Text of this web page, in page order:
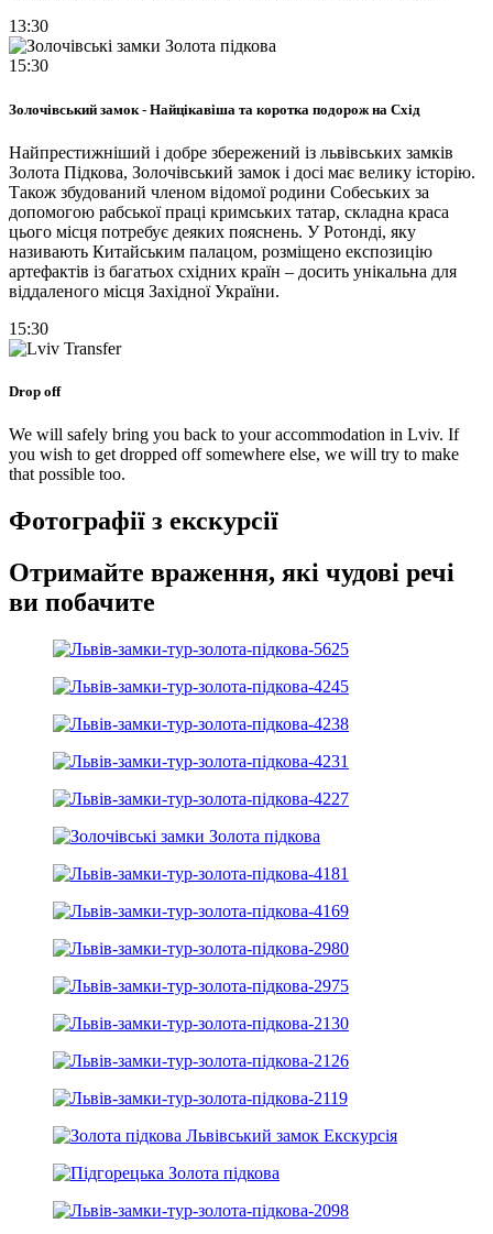
13:30
15:30
Золочівський замок - Найцікавіша та коротка подорож на Схід
Найпрестижніший і добре збережений із львівських замків
Золота Підкова, Золочівський замок і досі має велику історію.
Також збудований членом відомої родини Собеських за
допомогою рабської праці кримських татар, складна краса
цього місця потребує деяких пояснень. У Ротонді, яку
називають Китайським палацом, розміщено експозицію
артефактів із багатьох східних країн – досить унікальна для
віддаленого місця Західної України.
15:30
Drop off
We will safely bring you back to your accommodation in Lviv. If
you wish to get dropped off somewhere else, we will try to make
that possible too.​
Фотографії з екскурсії
Отримайте враження, які чудові речі
ви побачите